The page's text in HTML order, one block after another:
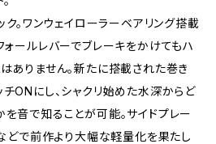
。ワンウェイローラーベアリング搭載
ールレバーでブレーキをかけてもハ
ありません。新たに搭載された巻き
ONにし、シャクリ始めた水深からど
音で知ることが可能。サイドプレー
どで前作より大幅な軽量化を果たし